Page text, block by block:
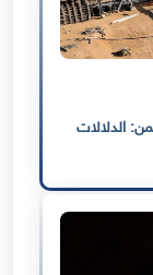
الدلالات